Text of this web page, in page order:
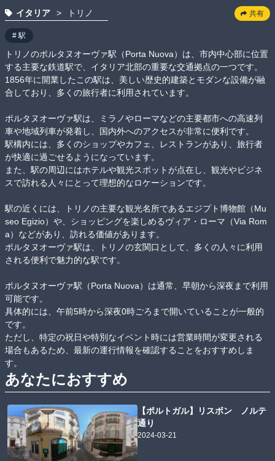
イタリア > トリノ 共有
# 駅
トリノのポルタヌオーヴァ駅（Porta Nuova）は、市内中心部に位置
する主要な鉄道駅で、イタリア北部の重要な交通拠点の一つです。
1856年に開業したこの駅は、美しい歴史的建築とモダンな設備が融
合しており、多くの旅行者に利用されています。
ポルタヌオーヴァ駅は、ミラノやローマなどの主要都市への高速列
車や地域列車が発着し、国内外へのアクセスが非常に便利です。
駅構内には、多くのショップやカフェ、レストランがあり、旅行者
が快適に過ごせるようになっています。
また、駅の周辺にはホテルや観光スポットが点在し、観光やビジネ
スで訪れる人々にとって理想的なロケーションです。
駅の近くには、トリノの主要な観光名所であるエジプト博物館（Mu
seo Egizio）や、ショッピングを楽しめるヴィア・ローマ（Via Rom
a）などがあり、訪れる価値があります。
ポルタヌオーヴァ駅は、トリノの玄関口として、多くの人々に利用
される便利で魅力的な駅です。
ポルタヌオーヴァ駅（Porta Nuova）は通常、早朝から深夜まで利用
可能です。
具体的には、午前5時から深夜0時ごろまで開いていることが一般的
です。
ただし、特定の祝日や特別なイベント時には営業時間が変更される
場合もあるため、最新の運行情報を確認することをおすすめしま
す。
あなたにおすすめ
【ポルトガル】リスボン ノルテ
通り
2024-03-21